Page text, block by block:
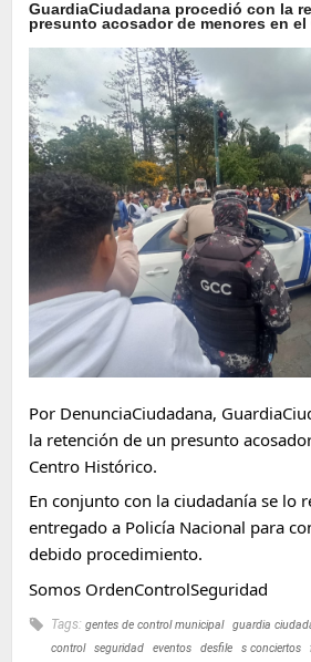
GuardiaCiudadana procedió con la
presunto acosador de menores en
Por DenunciaCiudadana,
la retención de un presunto
Centro Histórico.
En conjunto con la ciudadanía se lo
entregado a Policía Nacional para
debido procedimiento.
Somos OrdenControlSeguridad
Tags: gentes de control municipal guardia
control
seguridad eventos desfile s conciertos